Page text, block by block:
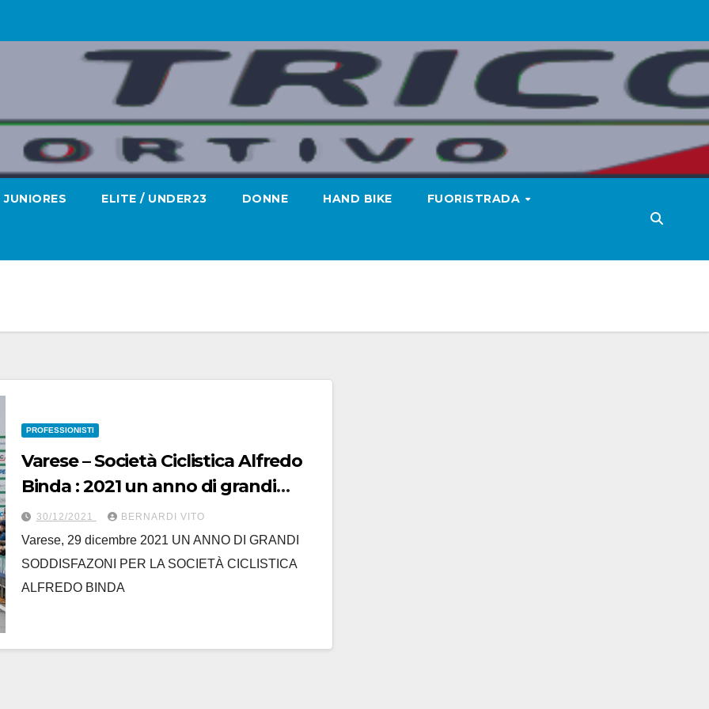
JUNIORES ELITE / UNDER23 DONNE HAND BIKE FUORISTRADA
PROFESSIONISTI
Varese – Società Ciclistica Alfredo
Binda : 2021 un anno di grandi
soddisfazioni
30/12/2021 BERNARDI VITO
Varese, 29 dicembre 2021 UN ANNO DI GRANDI
SODDISFAZONI PER LA SOCIETÀ CICLISTICA
ALFREDO BINDA